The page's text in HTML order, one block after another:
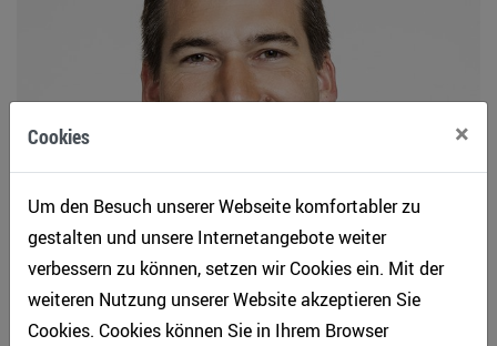
Cookies ×
Um den Besuch unserer Webseite komfortabler zu
gestalten und unsere Internetangebote weiter
verbessern zu können, setzen wir Cookies ein. Mit der
weiteren Nutzung unserer Website akzeptieren Sie
Cookies. Cookies können Sie in Ihrem Browser
Holz-Fassaden